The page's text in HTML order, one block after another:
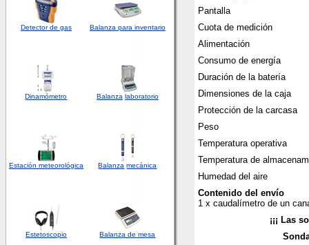
Detectorde gas Balanza para inventario
Dinamómetro Balanza laboratorio
Estación meteorológica Balanza mecánica
Estetoscopio Balanza de mesa
Pantalla
Cuota de medición
Alimentación
Consumo de energía
Duración de la batería
Dimensiones de la caja
Protección de la carcasa
Peso
Temperatura operativa
Temperatura de
Humedad del aire
Contenido del envío
1 x caudalímetro de un
¡¡¡ Las